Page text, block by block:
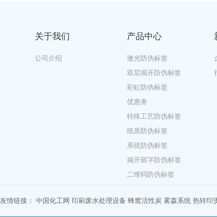
关于我们
公司介绍
产品中心
激光防伪标签
双层揭开防伪标签
彩虹防伪标签
优惠券
特殊工艺防伪标签
纸质防伪标签
系统防伪标签
揭开留字防伪标签
二维码防伪标签
友情链接： 中国化工网 印刷废水处理设备 蜂窝活性炭 雾森系统 热转印